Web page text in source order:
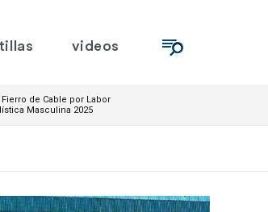
videos
Fierro de Cable por Labor
Masculina 2025